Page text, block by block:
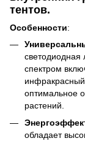
тентов.
Особенности:
спектром
оптимальное
растений.
обладает